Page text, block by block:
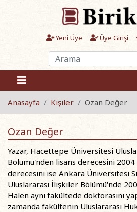
Yeni Üye Üye Girişi
Anasayfa Kişiler Ozan Değer
Ozan Değer
Yazar, Hacettepe Üniversitesi
Bölümü'nden lisans derecesini 2004
derecesini ise Ankara Üniversitesi
Uluslararası İlişkiler Bölümü'nde
Halen aynı fakültede doktorasını
zamanda fakültenin Uluslararası